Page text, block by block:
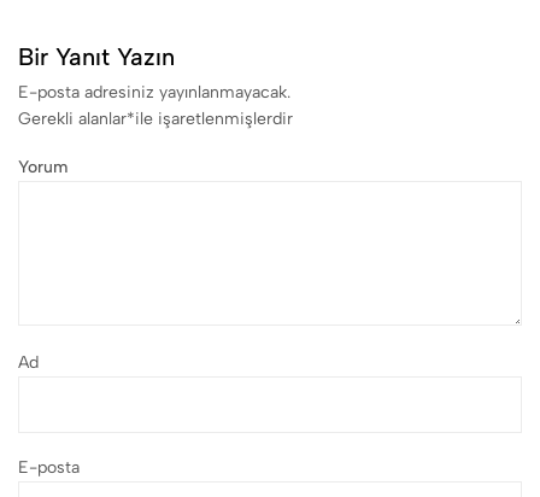
Bir Yanıt Yazın
E-posta adresiniz yayınlanmayacak.
Gerekli alanlar*ile işaretlenmişlerdir
Yorum
Ad
E-posta